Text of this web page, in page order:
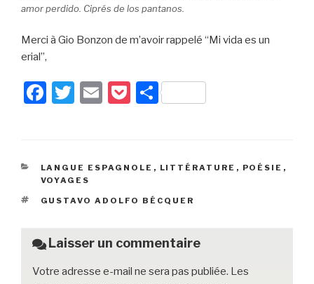
amor perdido. Ciprés de los pantanos.
Merci à Gio Bonzon de m’avoir rappelé “Mi vida es un
erial”,
F
e
b
o
k
T
er
E
P
k
P
g
CATÉGORIES
LANGUE ESPAGNOLE , LITTÉRATURE , POÉSIE ,
VOYAGES
ÉTIQUETTES
GUSTAVO ADOLFO BÉCQUER
Laisser un commentaire
Votre adresse e-mail ne sera pas publiée. Les